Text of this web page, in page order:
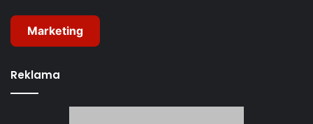
Marketing
Reklama